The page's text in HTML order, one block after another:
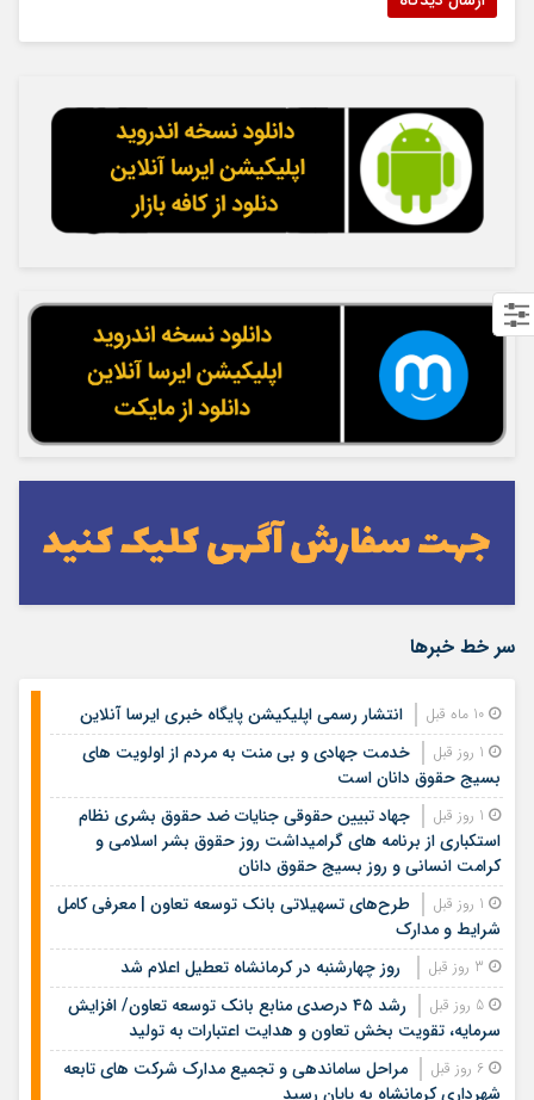
سر خط خبرها
انتشار رسمی اپلیکیشن پایگاه خبری ایرسا آنلاین
خدمت جهادی و بی منت به مردم از اولویت های
بسیج حقوق دانان است
جهاد تبیین حقوقی جنایات ضد حقوق بشری نظام
استکباری از برنامه های گرامیداشت روز حقوق بشر اسلامی و
کرامت انسانی و روز بسیج حقوق دانان
طرح‌های تسهیلاتی بانک توسعه تعاون | معرفی کامل
شرایط و مدارک
روز چهارشنبه در کرمانشاه تعطیل اعلام شد
رشد ۴۵ درصدی منابع بانک توسعه تعاون/ افزایش
سرمایه، تقویت بخش تعاون و هدایت اعتبارات به تولید
مراحل ساماندهی و تجمیع مدارک شرکت های تابعه
شهرداری کرمانشاه به پایان رسید